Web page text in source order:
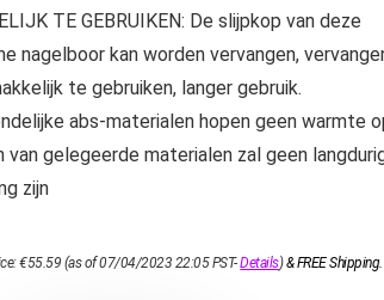
TE GEBRUIKEN: De slijpkop van deze
nagelboor kan worden vervangen,
te gebruiken, langer gebruik.
abs-materialen hopen geen warmte
van gelegeerde materialen zal geen
zijn
€55.59 (as of 07/04/2023 22:05 PST-Details)&FREE Shipping.